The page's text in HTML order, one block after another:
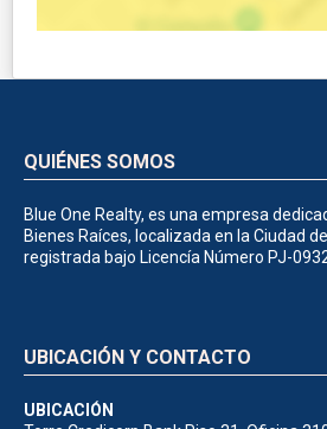
QUIÉNES SOMOS
Blue One Realty, es una empresa
Bienes Raíces, localizada en la Ciudad
registrada bajo Licencía Número PJ-
UBICACIÓN Y CONTACTO
UBICACIÓN